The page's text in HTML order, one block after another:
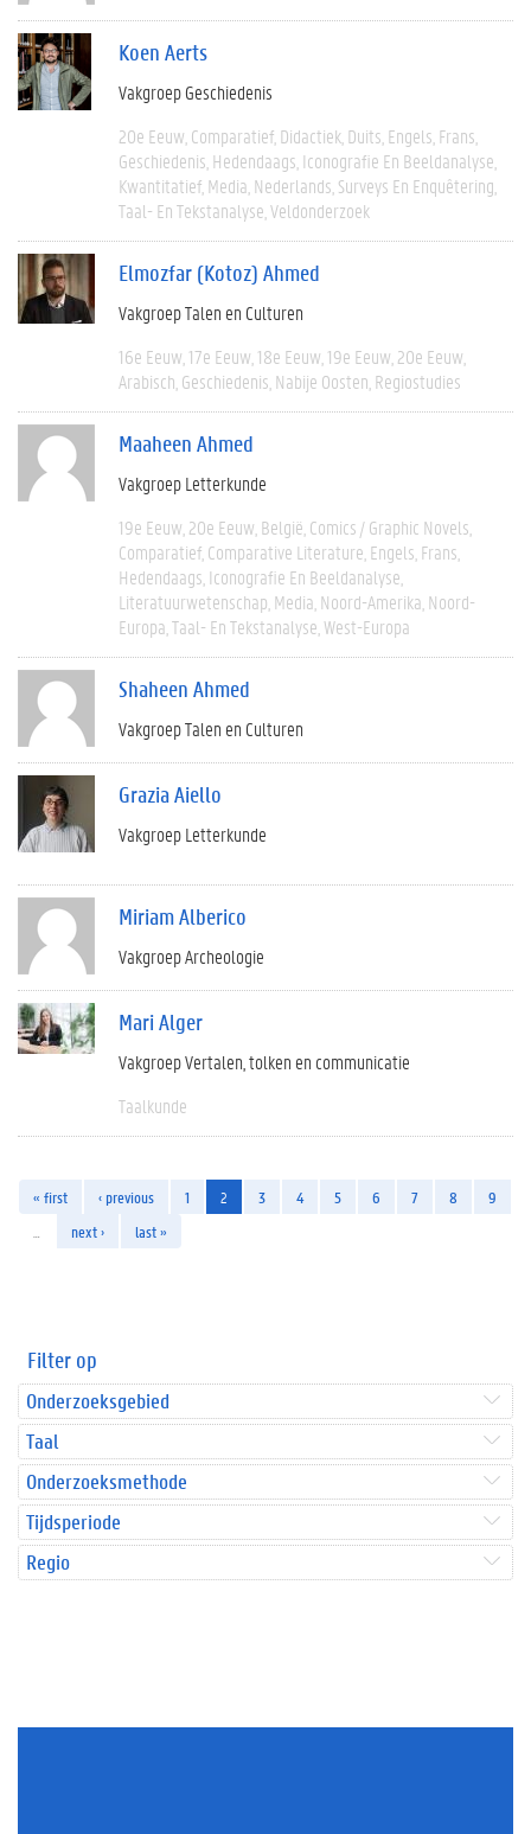
Koen Aerts
Vakgroep Geschiedenis
20e Eeuw Comparatief Didactiek Duits Engels Frans
Geschiedenis Hedendaags Iconografie En Beeldanalyse
Kwantitatief Media Nederlands Surveys En Enquêtering
Taal- En Tekstanalyse Veldonderzoek
Elmozfar (Kotoz) Ahmed
Vakgroep Talen en Culturen
16e Eeuw 17e Eeuw 18e Eeuw 19e Eeuw 20e Eeuw
Arabisch Geschiedenis Nabije Oosten Regiostudies
Maaheen Ahmed
Vakgroep Letterkunde
19e Eeuw 20e Eeuw België Comics / Graphic Novels
Comparatief Comparative Literature Engels Frans
Hedendaags Iconografie En Beeldanalyse
Literatuurwetenschap Media Noord-Amerika Noord-
Europa Taal- En Tekstanalyse West-Europa
Shaheen Ahmed
Vakgroep Talen en Culturen
Grazia Aiello
Vakgroep Letterkunde
Miriam Alberico
Vakgroep Archeologie
Mari Alger
Vakgroep Vertalen, tolken en communicatie
Taalkunde
« first ‹ previous 1 2 3 4 5 6 7 8
9
next › last »
Filter op
Onderzoeksgebied
Taal
Onderzoeksmethode
Tijdsperiode
Regio